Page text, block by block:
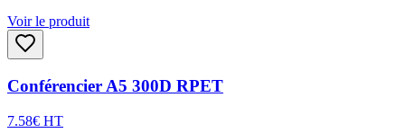
Voir le produit
Conférencier A5 300D RPET
7.58€ HT